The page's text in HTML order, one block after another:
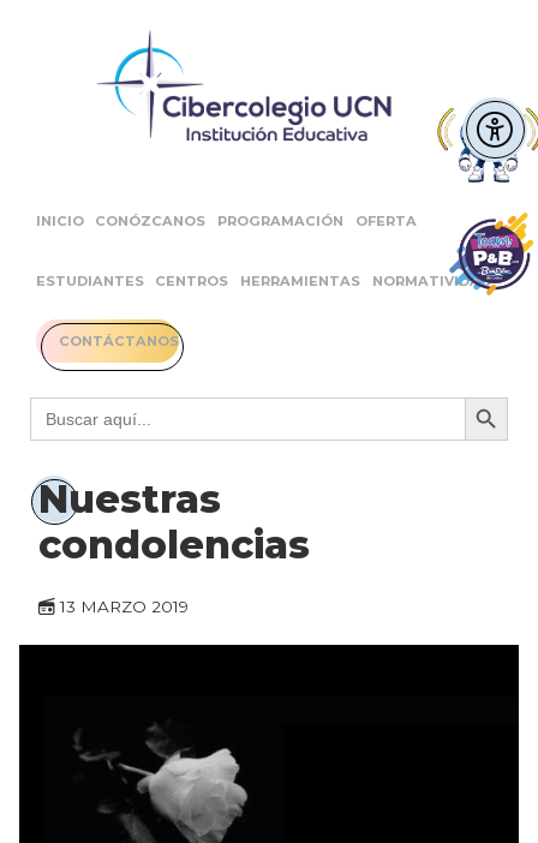
INICIO CONÓZCANOS PROGRAMACIÓN OFERTA
ESTUDIANTES CENTROS HERRAMIENTAS NORMATIVIDAD
CONTÁCTANOS
Buscar: Botón
Nuestras
condolencias
13 MARZO 2019